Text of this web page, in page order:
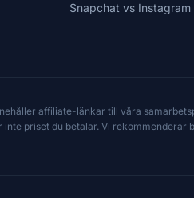
Snapchat vs Instagram
affiliate-länkar till våra
priset du betalar. Vi